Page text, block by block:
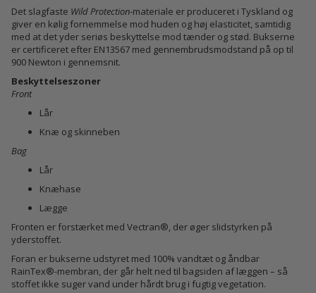
Det slagfaste Wild Protection-materiale er produceret i Tyskland og
giver en kølig fornemmelse mod huden og høj elasticitet, samtidig
med at det yder seriøs beskyttelse mod tænder og stød. Bukserne
er certificeret efter EN13567 med gennembrudsmodstand på op til
900 Newton i gennemsnit.
Beskyttelseszoner
Front
Lår
Knæ og skinneben
Bag
Lår
Knæhase
Lægge
Fronten er forstærket med Vectran®, der øger slidstyrken på
yderstoffet.
Foran er bukserne udstyret med 100% vandtæt og åndbar
RainTex®-membran, der går helt ned til bagsiden af læggen – så
stoffet ikke suger vand under hårdt brug i fugtig vegetation.